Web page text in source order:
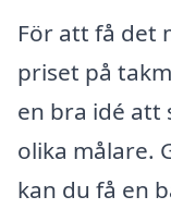
För att få det
priset på
en bra idé att
olika målare.
kan du få en